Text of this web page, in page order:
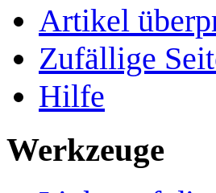
Artikel
Zufällige
Hilfe
Werkzeuge